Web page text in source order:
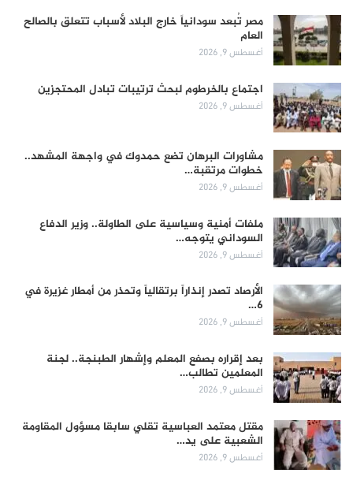
مصر تُبعد سودانياً خارج البلاد لأسباب تتعلق بالصالح
العام
أغسطس 9, 2026
اجتماع بالخرطوم لبحث ترتيبات تبادل المحتجزين
أغسطس 9, 2026
مشاورات البرهان تضع حمدوك في واجهة المشهد..
خطوات مرتقبة…
أغسطس 9, 2026
ملفات أمنية وسياسية على الطاولة.. وزير الدفاع
السوداني يتوجه…
أغسطس 9, 2026
الأرصاد تصدر إنذاراً برتقالياً وتحذر من أمطار غزيرة في
6…
أغسطس 9, 2026
بعد إقراره بصفع المعلم وإشهار الطبنجة.. لجنة
المعلمين تطالب…
أغسطس 9, 2026
مقتل معتمد العباسية تقلي سابقا مسؤول المقاومة
الشعبية على يد…
أغسطس 9, 2026